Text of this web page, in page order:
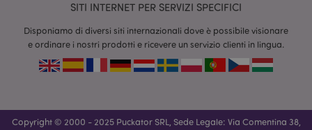
SITI INTERNET PER SERVIZI SPECIFICI
Disponiamo di diversi siti internazionali dove è possibile visionare
e ordinare i nostri prodotti e ricevere un servizio clienti in lingua.
Copyright © 2000 - 2025 Puckator SRL, Sede Legale: Via Comentina 38,